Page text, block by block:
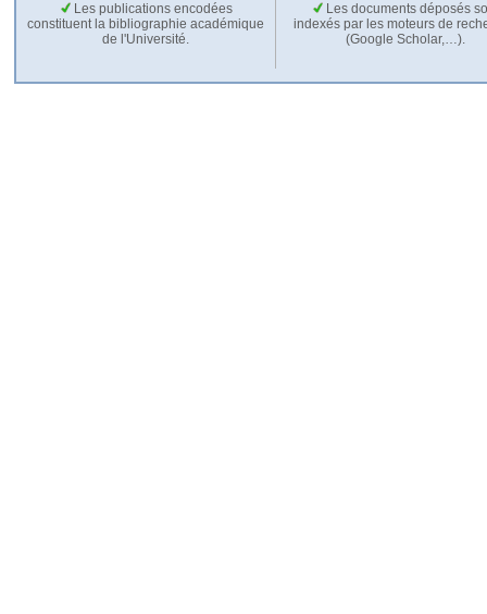
Les publications encodées
constituent la bibliographie académique
de l'Université.
Les documents déposés
indexés par les moteurs de
(Google Scholar,…).